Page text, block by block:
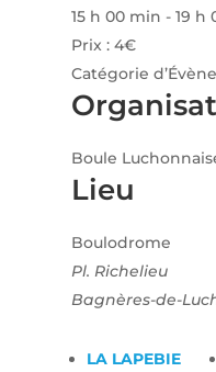
15 h 00 min - 19 h
Prix : 4€
Catégorie
Lieu
Boulodrome
Pl. Richelieu
Bagnères-de-
Boule
LA LAPEBIE